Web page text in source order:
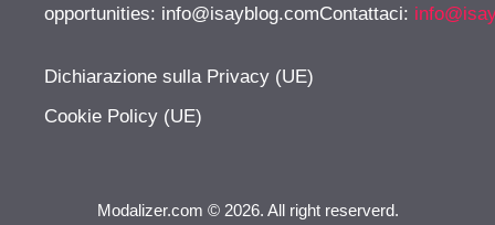
opportunities: info@isayblog.comContattaci:
Dichiarazione sulla Privacy (UE)
Cookie Policy (UE)
Modalizer.com © 2026. All right reserverd.